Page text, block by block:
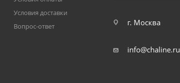
Условия доставки
Вопрос-ответ
г. Москва
info@chaline.ru